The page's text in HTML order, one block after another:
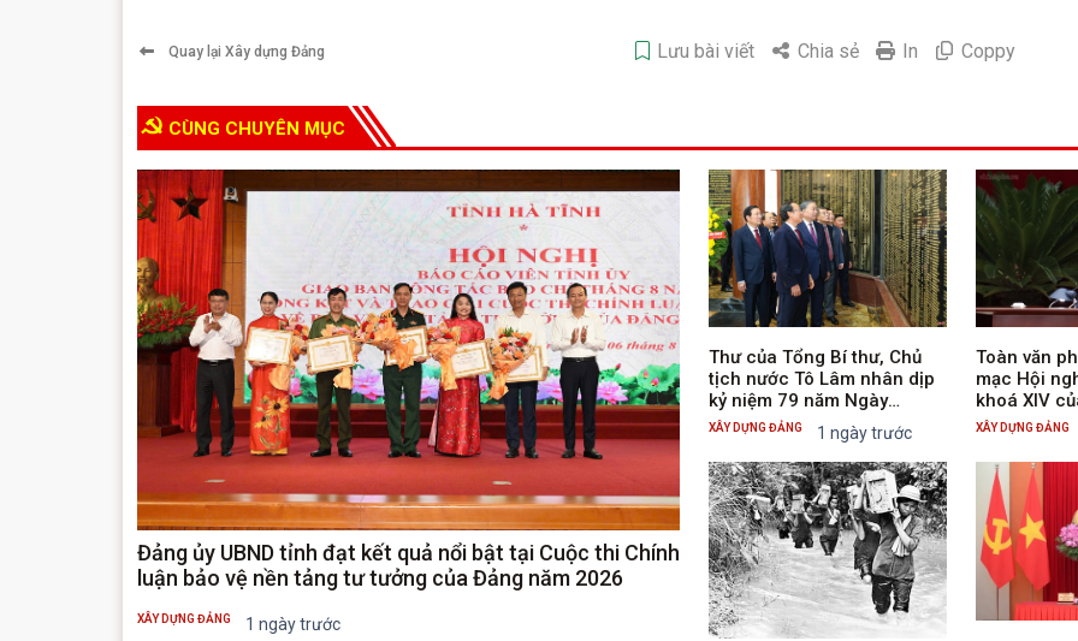
Quay lại Xây dựng Đảng Lưu bài viết Chia sẻ In Coppy
CÙNG CHUYÊN MỤC
Đảng ủy UBND tỉnh đạt kết quả nổi bật tại Cuộc thi Chính
luận bảo vệ nền tảng tư tưởng của Đảng năm 2026
XÂY DỰNG ĐẢNG 1 ngày trước
Thư của Tổng Bí thư, Chủ
tịch nước Tô Lâm nhân dịp
kỷ niệm 79 năm Ngày
Thương binh - Liệt sĩ
XÂY DỰNG ĐẢNG 1 ngày trước
Toàn văn
mạc Hội
khoá XIV
Chủ tịch
XÂY DỰNG ĐẢNG